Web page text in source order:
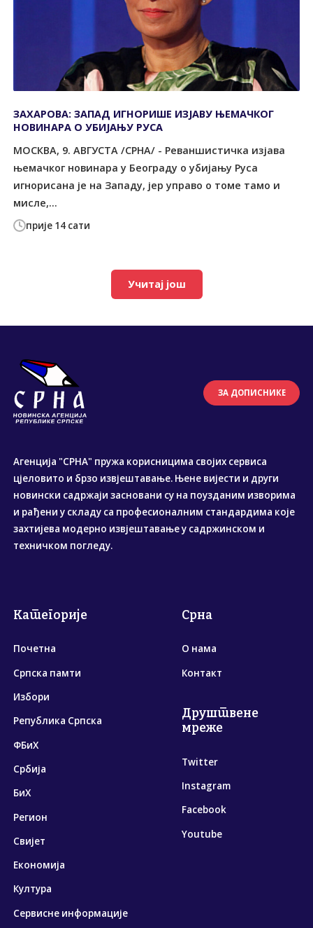
прије 14 сати
ЗАХАРОВА: ЗАПАД ИГНОРИШЕ ИЗЈАВУ ЊЕМАЧКОГ
НОВИНАРА О УБИЈАЊУ РУСА
МОСКВА, 9. АВГУСТА /СРНА/ - Реваншистичка изјава
њемачког новинара у Београду о убијању Руса
игнорисана је на Западу, јер управо о томе тамо и
мисле,...
Учитај још
ЗА ДОПИСНИКЕ
Агенција "СРНА" пружа корисницима својих сервиса
цјеловито и брзо извјештавање. Њене вијести и други
новински садржаји засновани су на поузданим изворима
и рађени у складу са професионалним стандардима које
захтијева модерно извјештавање у садржинском и
техничком погледу.
Категорије
Почетна
Српска памти
Избори
Република Српска
ФБиХ
Србија
БиХ
Регион
Свијет
Економија
Култура
Сервисне информације
Срна
О нама
Контакт
Друштвене
мреже
Twitter
Instagram
Facebook
Youtube